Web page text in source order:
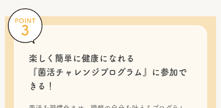
楽しく簡単に健康になれる
『菌活チャレンジプログラム』に 参加で
きる！